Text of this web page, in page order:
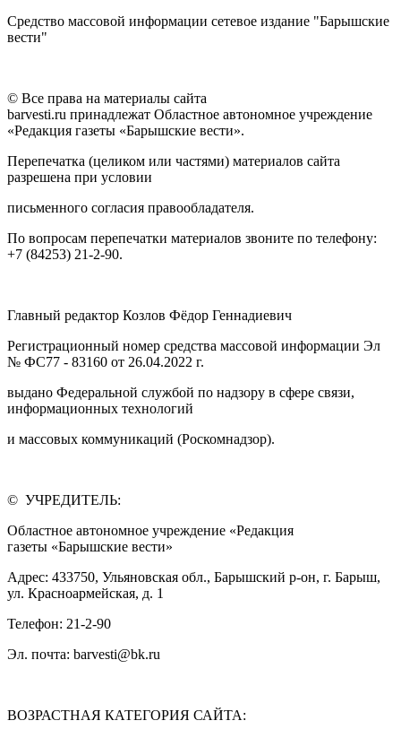
Средство массовой информации сетевое издание "Барышские
вести"
© Все права на материалы сайта
barvesti.ru принадлежат Областное автономное учреждение
«Редакция газеты «Барышские вести».
Перепечатка (целиком или частями) материалов сайта
разрешена при условии
письменного согласия правообладателя.
По вопросам перепечатки материалов звоните по телефону:
+7 (84253) 21-2-90.
Главный редактор Козлов Фёдор Геннадиевич
Регистрационный номер средства массовой информации Эл
№ ФС77 - 83160 от 26.04.2022 г.
выдано Федеральной службой по надзору в сфере связи,
информационных технологий
и массовых коммуникаций (Роскомнадзор).
© УЧРЕДИТЕЛЬ:
Областное автономное учреждение «Редакция
газеты «Барышские вести»
Адрес: 433750, Ульяновская обл., Барышский р-он, г. Барыш,
ул. Красноармейская, д. 1
Телефон: 21-2-90
Эл. почта: barvesti@bk.ru
ВОЗРАСТНАЯ КАТЕГОРИЯ САЙТА: